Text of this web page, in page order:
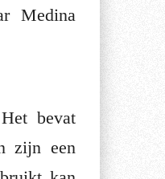
Medina
bevat
zijn een